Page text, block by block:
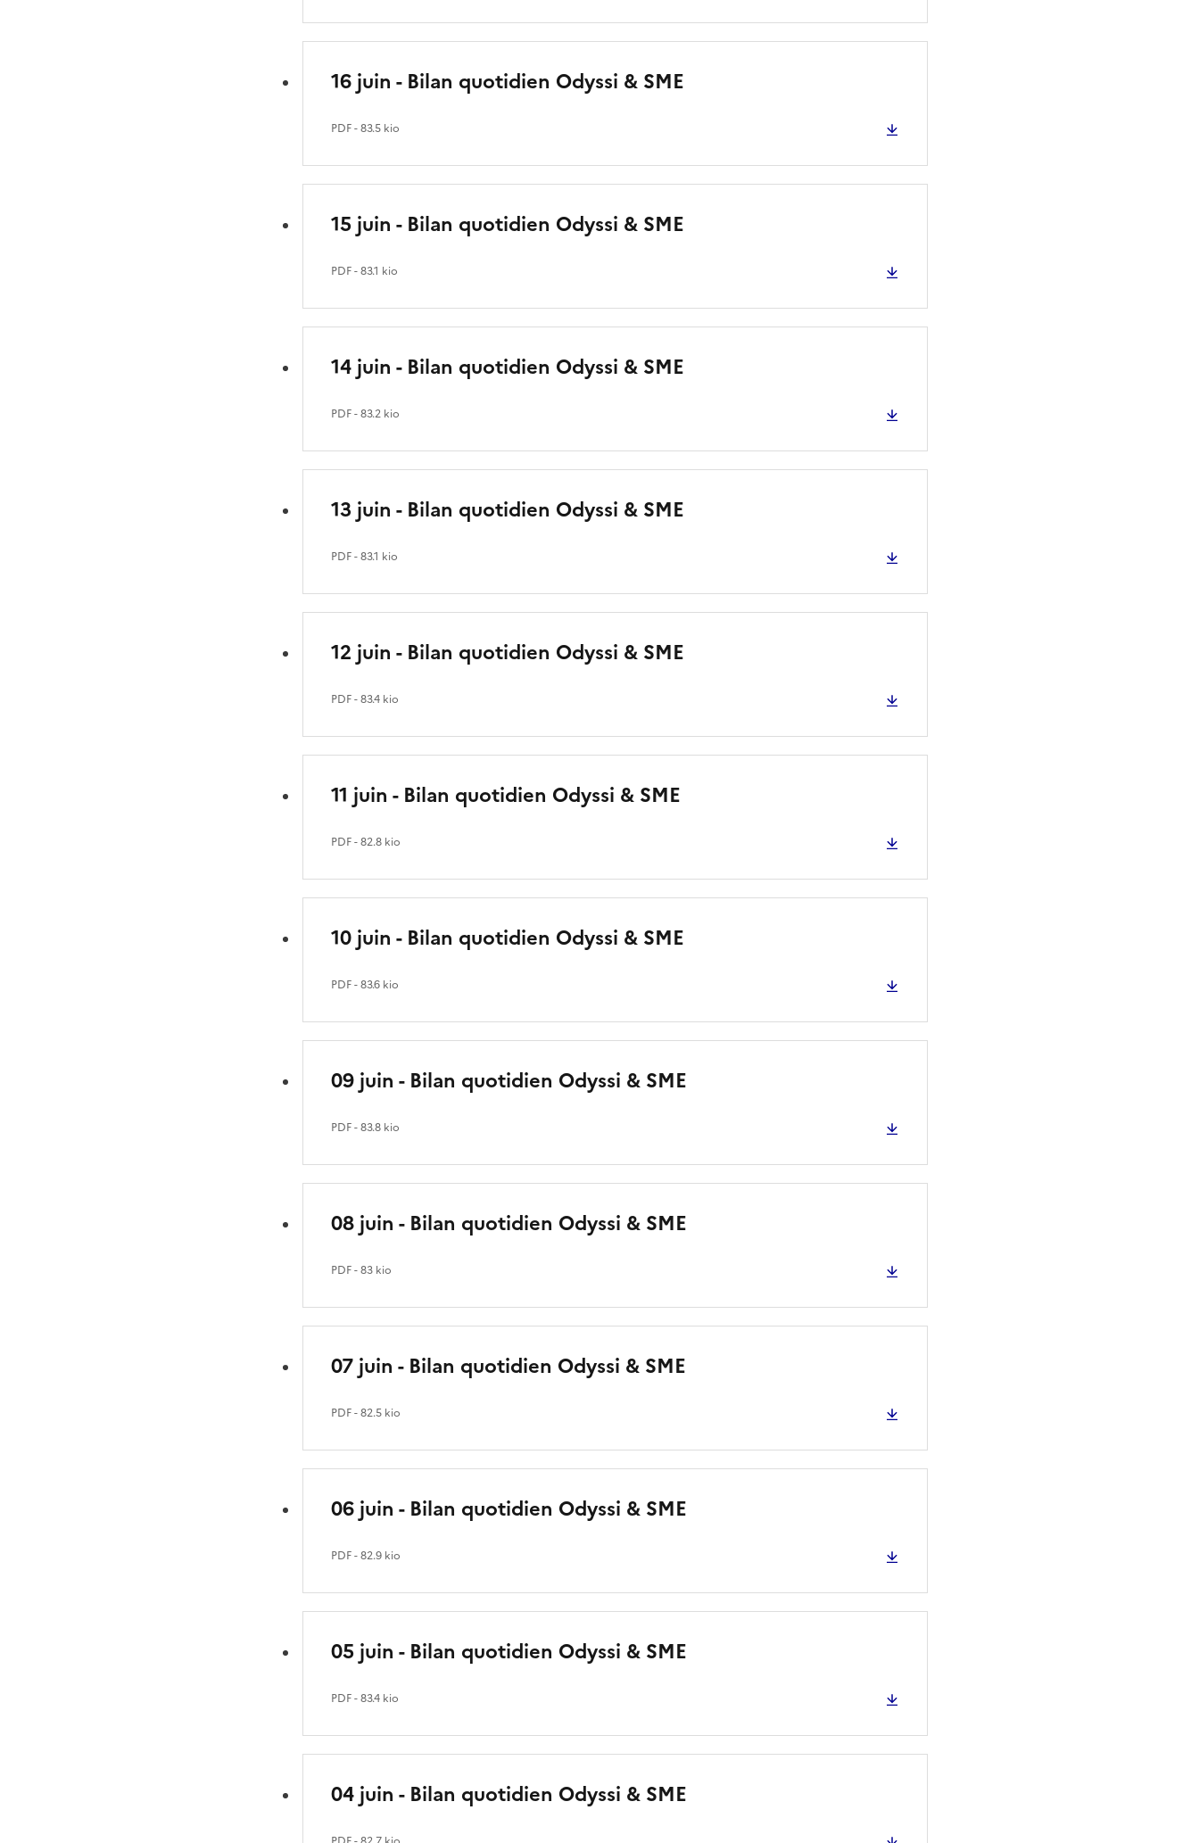
16 juin - Bilan quotidien Odyssi & SME
PDF- 83.5 kio
15 juin - Bilan quotidien Odyssi & SME
PDF- 83.1 kio
14 juin - Bilan quotidien Odyssi & SME
PDF- 83.2 kio
13 juin - Bilan quotidien Odyssi & SME
PDF- 83.1 kio
12 juin - Bilan quotidien Odyssi & SME
PDF- 83.4 kio
11 juin - Bilan quotidien Odyssi & SME
PDF- 82.8 kio
10 juin - Bilan quotidien Odyssi & SME
PDF- 83.6 kio
09 juin - Bilan quotidien Odyssi & SME
PDF- 83.8 kio
08 juin - Bilan quotidien Odyssi & SME
PDF- 83 kio
07 juin - Bilan quotidien Odyssi & SME
PDF- 82.5 kio
06 juin - Bilan quotidien Odyssi & SME
PDF- 82.9 kio
05 juin - Bilan quotidien Odyssi & SME
PDF- 83.4 kio
04 juin - Bilan quotidien Odyssi & SME